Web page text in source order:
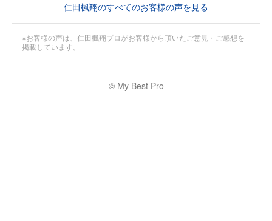
仁田楓翔のすべてのお客様の声を見る
※お客様の声は、仁田楓翔プロがお客様から頂いたご意見・ご感想を
掲載しています。
© My Best Pro